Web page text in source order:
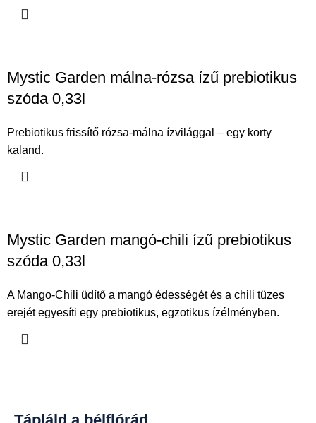
Mystic Garden málna-rózsa ízű prebiotikus
szóda 0,33l
Prebiotikus frissítő rózsa-málna ízvilággal – egy korty
kaland.
Mystic Garden mangó-chili ízű prebiotikus
szóda 0,33l
A Mango-Chili üdítő a mangó édességét és a chili tüzes
erejét egyesíti egy prebiotikus, egzotikus ízélményben.